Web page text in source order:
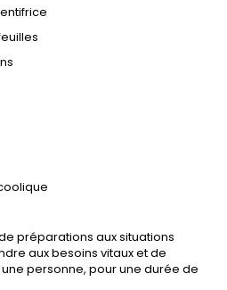
préparations aux situations
aux besoins vitaux et de
personne, pour une durée de